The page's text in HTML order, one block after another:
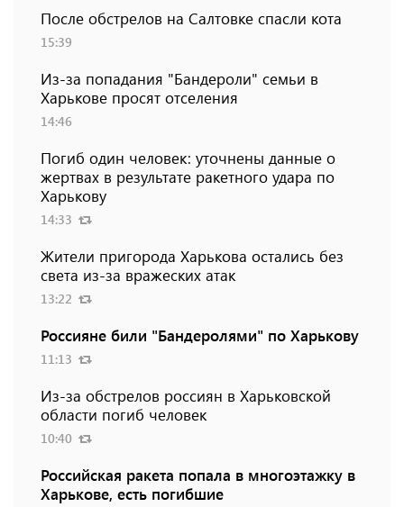
После обстрелов на Салтовке спасли кота
15:39
Из-за попадания "Бандероли" семьи в
Харькове просят отселения
14:46
Погиб один человек: уточнены данные о
жертвах в результате ракетного удара по
Харькову
14:33
Жители пригорода Харькова остались без
света из-за вражеских атак
13:22
Россияне били "Бандеролями" по Харькову
11:13
Из-за обстрелов россиян в Харьковской
области погиб человек
10:40
Российская ракета попала в многоэтажку в
Харькове, есть погибшие